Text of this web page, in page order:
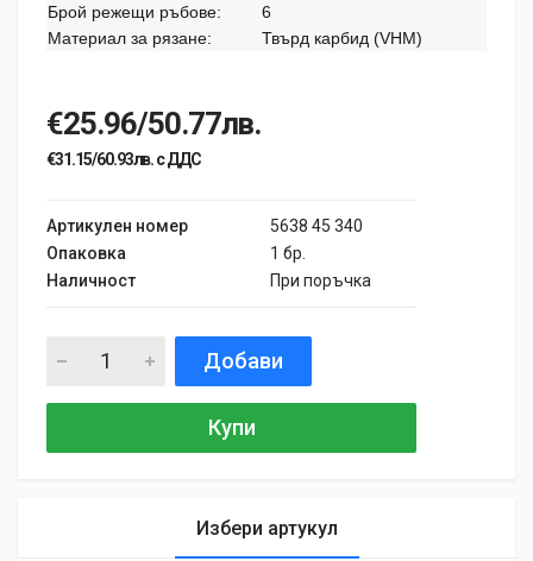
Брой режещи ръбове:
6
Материал за рязане:
Твърд карбид (VHM)
€25.96/50.77лв.
€31.15/60.93лв. с ДДС
Артикулен номер
5638 45 340
Опаковка
1 бр.
Наличност
При поръчка
Добави
Купи
Избери артукул